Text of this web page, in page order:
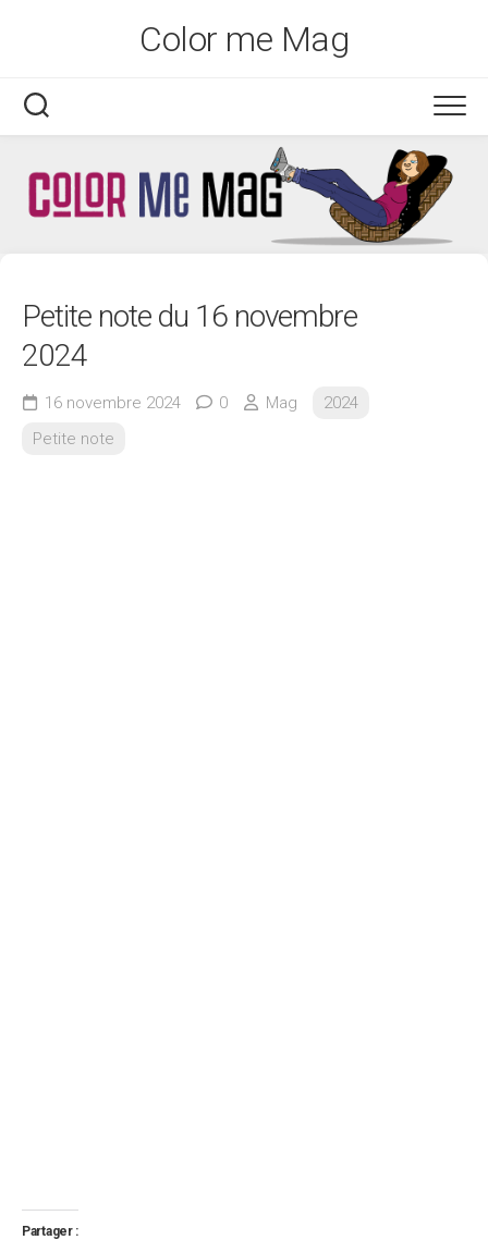
Color me Mag
Petite note du 16 novembre
2024
16 novembre 2024 0 Mag
2024
Petite note
Partager :